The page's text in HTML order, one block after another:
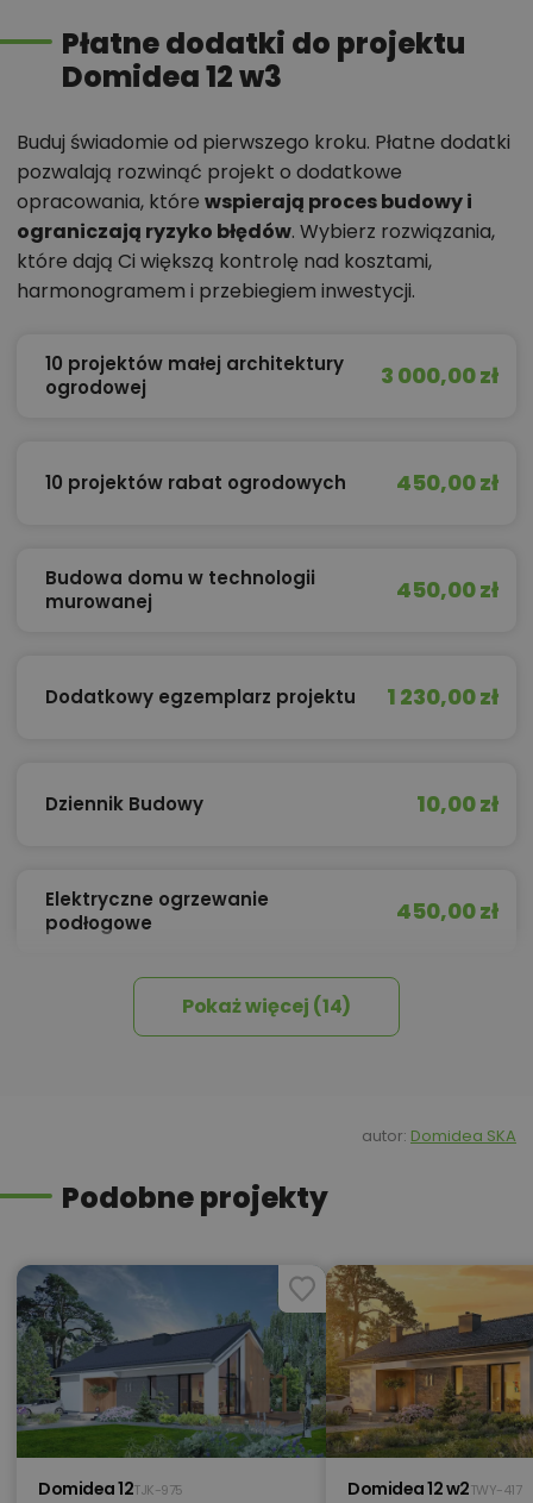
Płatne dodatki do projektu
Domidea 12 w3
Buduj świadomie od pierwszego kroku. Płatne dodatki
pozwalają rozwinąć projekt o dodatkowe
opracowania, które wspierają proces budowy i
ograniczają ryzyko błędów. Wybierz rozwiązania,
które dają Ci większą kontrolę nad kosztami,
harmonogramem i przebiegiem inwestycji.
10 projektów małej architektury
ogrodowej
3 000,00 zł
10 projektów rabat ogrodowych 450,00 zł
Budowa domu w technologii
murowanej
450,00 zł
Dodatkowy egzemplarz projektu 1 230,00 zł
Dziennik Budowy 10,00 zł
Elektryczne ogrzewanie
podłogowe
450,00 zł
Izolacja celulozowa
1 230,00 zł
Kredyt hipoteczny z operatem za
Okna, żaluzje, rolety 450,00 zł
Pakiet umów i wniosków 450,00 zł
Pokaż więcej (14)
autor: Domidea SKA
Podobne projekty
Domidea 12TJK-975 Domidea 12 w2TWY-417